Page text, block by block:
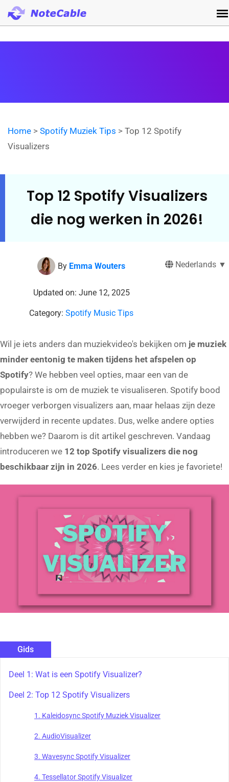
Home > Spotify Muziek Tips > Top 12 Spotify
Visualizers
Top 12 Spotify Visualizers
die nog werken in 2026!
Nederlands ▼
By Emma Wouters
Updated on: June 12, 2025
Category: Spotify Music Tips
Wil je iets anders dan muziekvideo's bekijken om je muziek
minder eentonig te maken tijdens het afspelen op
Spotify? We hebben veel opties, maar een van de
populairste is om de muziek te visualiseren. Spotify bood
vroeger verborgen visualizers aan, maar helaas zijn deze
verwijderd in recente updates. Dus, welke andere opties
hebben we? Daarom is dit artikel geschreven. Vandaag
introduceren we 12 top Spotify visualizers die nog
beschikbaar zijn in 2026. Lees verder en kies je favoriete!
Gids
Deel 1: Wat is een Spotify Visualizer?
Deel 2: Top 12 Spotify Visualizers
1. Kaleidosync Spotify Muziek Visualizer
2. AudioVisualizer
3. Wavesync Spotify Visualizer
4. Tessellator Spotify Visualizer